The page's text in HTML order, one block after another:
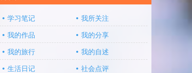
学习笔记 我所关注
我的作品 我的分享
我的旅行 我的自述
生活日记 社会点评